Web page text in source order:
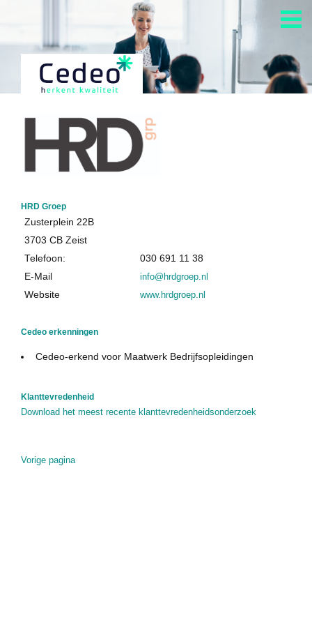
Home
Alle opleidingen van Cedeo-erkende aanbieders
Cedeo en auditing
Informatie over het aanvragen Cedeo-erkenning
Over Cedeo
De Cedeo-aanpak
Nuttige links
HRD Groep
Zusterplein 22B
3703 CB Zeist
Telefoon:
030 691 11 38
E-Mail
info@hrdgroep.nl
Website
www.hrdgroep.nl
Cedeo erkenningen
Cedeo-erkend voor Maatwerk Bedrijfsopleidingen
Klanttevredenheid
Download het meest recente klanttevredenheidsonderzoek
Vorige pagina